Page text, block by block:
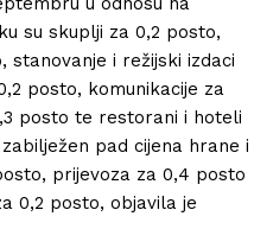
su skuplji za 0,2 posto,
stanovanje i režijski izdaci
posto, komunikacije za
posto te restorani i hoteli
pad cijena hrane i
prijevoza za 0,4 posto
0,2 posto, objavila je